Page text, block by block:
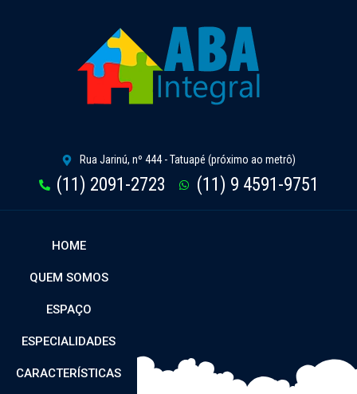
Rua Jarinú, nº 444 - Tatuapé (próximo ao metrô)
(11) 2091-2723 (11) 9 4591-9751
HOME
QUEM SOMOS
ESPAÇO
ESPECIALIDADES
CARACTERÍSTICAS